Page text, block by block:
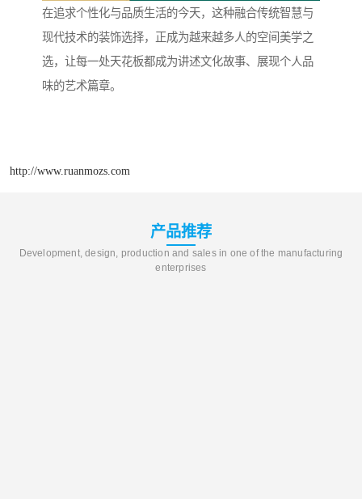
在追求个性化与品质生活的今天，这种融合传统智慧与
现代技术的装饰选择，正成为越来越多人的空间美学之
选，让每一处天花板都成为讲述文化故事、展现个人品
味的艺术篇章。
http://www.ruanmozs.com
产品推荐
Development, design, production and sales in one of the manufacturing
enterprises